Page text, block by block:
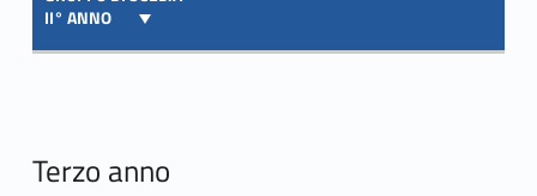
II° ANNO
Terzo anno